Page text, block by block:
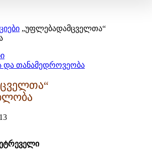
„უფლებადამცველთა“
და თანამედროვეობა